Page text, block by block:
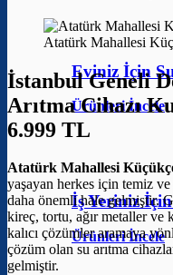
Eviniz İçin
Ürünleri İncele
İş Yeriniz
Ürünleri İncele
Atatürk Mahallesi
İstanbul Geneli
Arıtma Cihazı
6.999 TL
Atatürk Mahallesi
yaşayan herkes için temiz
daha önemli hale gelmiştir.
kireç, tortu, ağır metaller ve
kalıcı çözümler aramaya
çözüm olan su arıtma
gelmiştir.